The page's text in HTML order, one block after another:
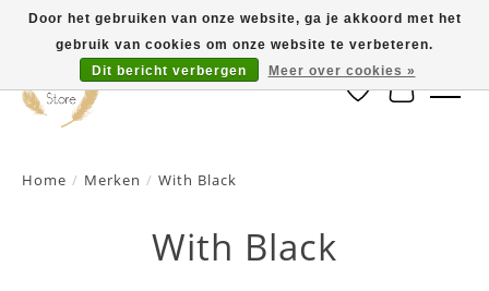
Verlanglijst
Home / Merken / With Black
With Black
Door het gebruiken van onze website, ga je akkoord met het
gebruik van cookies om onze website te verbeteren.
Dit bericht verbergen
Meer over cookies »